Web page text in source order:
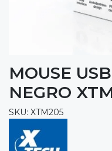
MOUSE
NEGRO
SKU: XTM205